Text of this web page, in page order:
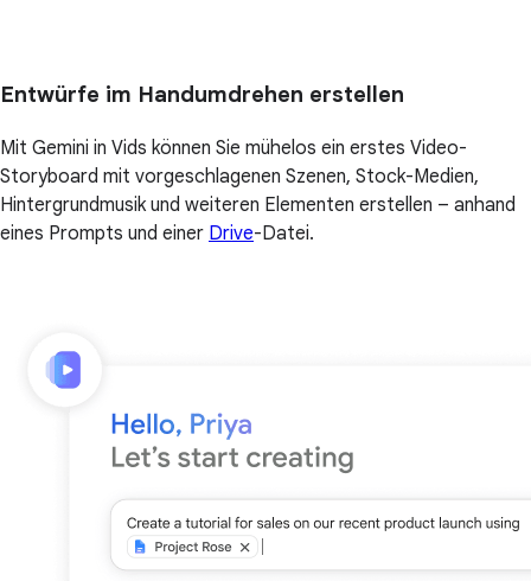
Entwürfe im Handumdrehen erstellen
Mit Gemini in Vids können Sie mühelos ein erstes Video-
Storyboard mit vorgeschlagenen Szenen, Stock-Medien,
Hintergrundmusik und weiteren Elementen erstellen – anhand
eines Prompts und einer Drive-Datei.